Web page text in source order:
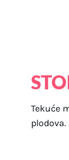
Tekuće